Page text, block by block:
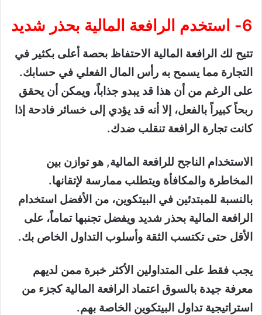
6- استخدم الرافعة المالية بحذر شديد
تتيح لك الرافعة المالية الاحتفاظ بحصة أعلى بكثير في
التجارة مما يسمح به رأس المال الفعلي في حسابك.
على الرغم من أن هذا قد يبدو جذاباً، ويمكن أن يحقق
ربحاً كبيراً بالفعل، إلا أنه قد يؤدي إلى خسائر فادحة إذا
كانت تجارة الرافعة تنقلب ضدك.
الاستخدام الناجح للرافعة المالية, هو توازن بين
المخاطرة والمكافأة ويتطلب ممارسة لإتقانها.
بالنسبة للمبتدئين في البيتكوين، من الأفضل استخدام
الرافعة المالية بحذر شديد ويفضل تجنبها تماماً، على
الأقل حتى تكتسب الثقة وأسلوب التداول الخاص بك.
يجب فقط على المتداولين الأكثر خبرة ممن لديهم
معرفة جيدة بالسوق اعتماد الرافعة المالية كجزء من
استراتيجية تداول البيتكوين الخاصة بهم.